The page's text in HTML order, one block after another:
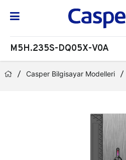
M5H.235S-DQ05X-V0A
Casper Bilgisayar Modelleri